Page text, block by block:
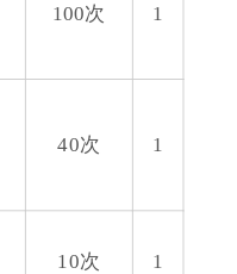
100次 1
40次 1
10次 1